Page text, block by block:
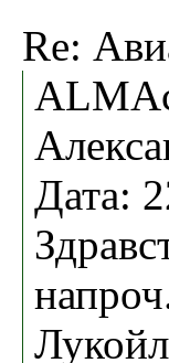
Re:
Дата: